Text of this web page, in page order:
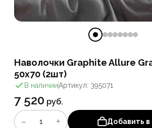
Наволочки Graphite Allure
50х70 (2шт)
В наличииАртикул: 395071
7 520 руб.
− 1 + Добавить в